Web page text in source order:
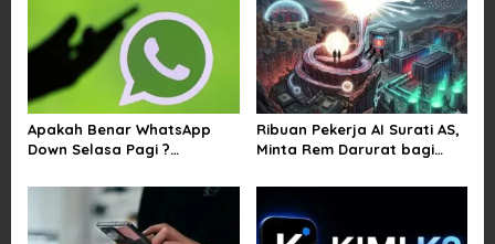
Apakah Benar WhatsApp
Down Selasa Pagi ?
Gambar dan Video di
Sejumlah Wilayah
Ribuan Pekerja AI Surati AS,
Minta Rem Darurat bagi